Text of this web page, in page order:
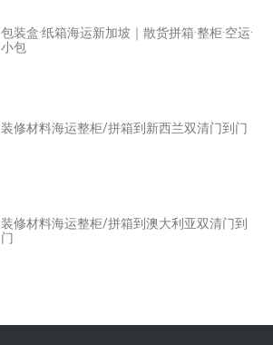
包装盒·纸箱海运新加坡｜散货拼箱·整柜·空运·
小包
装修材料海运整柜/拼箱到新西兰双清门到门
装修材料海运整柜/拼箱到澳大利亚双清门到
门